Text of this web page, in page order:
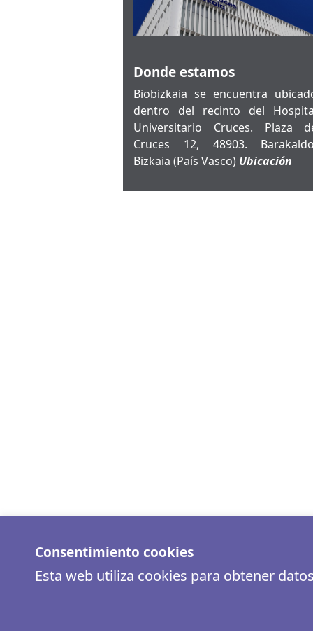
Donde estamos
Biobizkaia se encuentra
dentro del recinto del
Universitario Cruces. Plaza
Cruces 12, 48903.
Bizkaia (País Vasco) Ubicación
Consentimiento cookies
Esta web utiliza cookies para obtener